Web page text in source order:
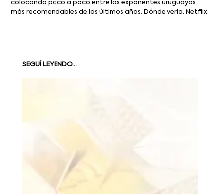
colocando poco a poco entre las exponentes uruguayas
más recomendables de los últimos años. Dónde verla: Netflix.
SEGUÍ LEYENDO...